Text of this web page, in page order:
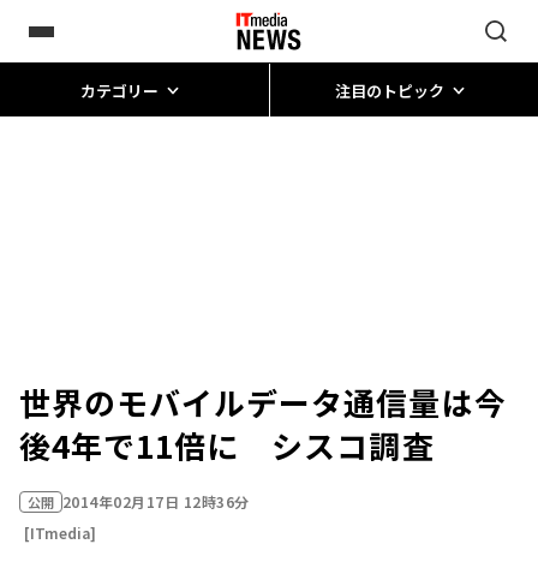
カテゴリー 注目のトピック
世界のモバイルデータ通信量は今
後4年で11倍に シスコ調査
公開 2014年02月17日 12時36分
[ITmedia]